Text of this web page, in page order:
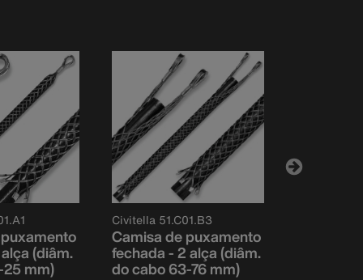
(diâm.
mm)
Civitella 51.C01.B3
Camisa de puxamento
fechada - 2 alça (diâm.
do cabo 63-76 mm)